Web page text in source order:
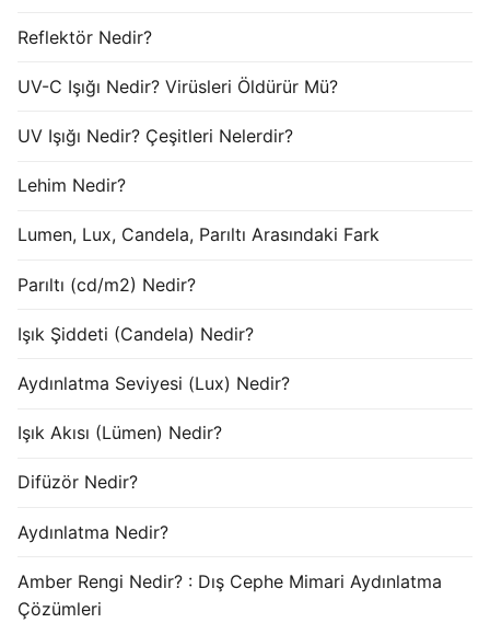
Reflektör Nedir?
UV-C Işığı Nedir? Virüsleri Öldürür Mü?
UV Işığı Nedir? Çeşitleri Nelerdir?
Lehim Nedir?
Lumen, Lux, Candela, Parıltı Arasındaki Fark
Parıltı (cd/m2) Nedir?
Işık Şiddeti (Candela) Nedir?
Aydınlatma Seviyesi (Lux) Nedir?
Işık Akısı (Lümen) Nedir?
Difüzör Nedir?
Aydınlatma Nedir?
Amber Rengi Nedir? : Dış Cephe Mimari Aydınlatma
Çözümleri